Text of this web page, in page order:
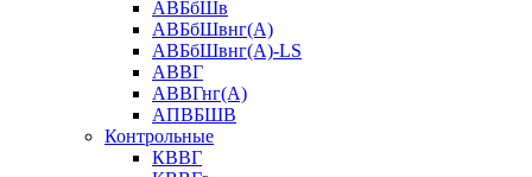
АВБбШв
АВБбШвнг(А)
АВБбШвнг(А)-LS
АВВГ
АВВГнг(А)
АПВБШВ
Контрольные
КВВГ